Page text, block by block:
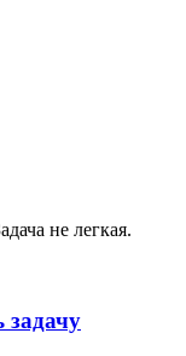
не легкая.
задачу